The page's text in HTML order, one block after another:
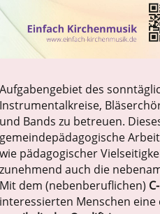
Aufgabengebiet des
Instrumentalkreise,
und Bands zu betreuen.
gemeindepädagogische
wie pädagogischer
zunehmend auch die
Mit dem (nebenberuflichen)
interessierten Menschen